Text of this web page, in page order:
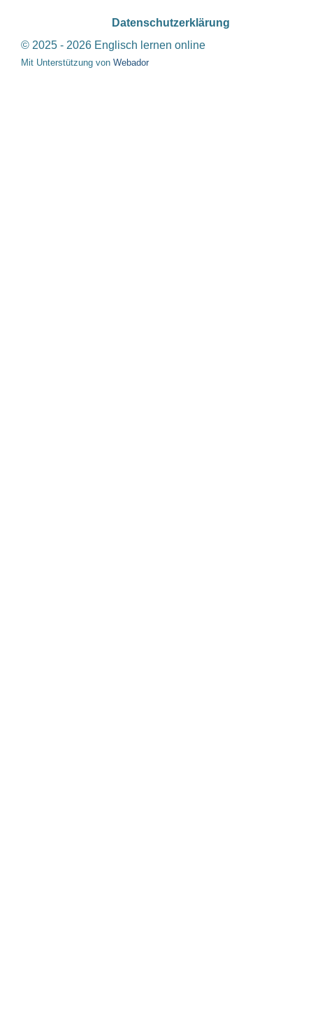
Datenschutzerklärung
© 2025 - 2026 Englisch lernen online
Mit Unterstützung von Webador